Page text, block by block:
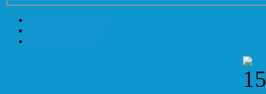
Забули свій пароль?
Забули свій логін?
Зареєструватися